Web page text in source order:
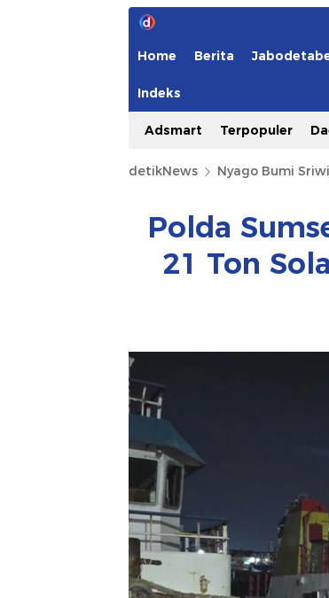
Home Berita
Indeks
Adsmart Terpopuler
detikNews Nyago Bumi
Polda
21 Ton